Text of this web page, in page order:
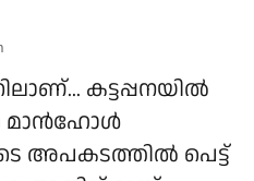
കട്ടപ്പനയിൽ
മാൻഹോൾ
അപകടത്തിൽ പെട്ട്